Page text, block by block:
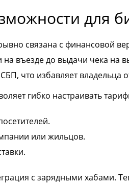
для
связана с финансовой
въезде до выдачи чека на
что избавляет
гибко настраивать
или жильцов.
с зарядными хабами.